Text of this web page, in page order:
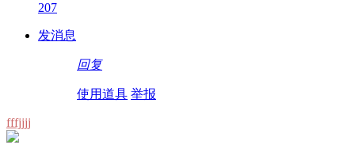
207
发消息
回复
使用道具 举报
fffjjjj